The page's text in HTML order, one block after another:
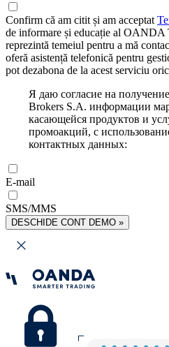
Confirm că am citit și am acceptat
de informare și educație al
reprezintă temeiul pentru a mă
oferă asistență telefonică pentru
pot dezabona de la acest serviciu
Я даю согласие на
Brokers S.A. информации
касающейся продуктов и
промоакций, с
контактных данных:
E-mail
SMS/MMS
DESCHIDE CONT DEMO »